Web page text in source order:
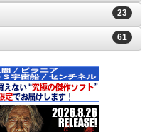
23
61